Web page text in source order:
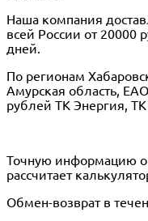
Наша компания
всей России от 20000
дней.
По регионам
Амурская область,
рублей ТК Энергия,
Точную информацию о
рассчитает
Обмен-возврат в